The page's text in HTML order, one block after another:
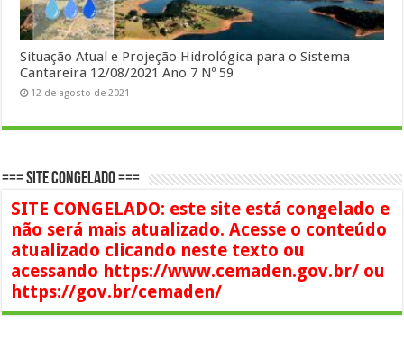
Situação Atual e Projeção Hidrológica para o Sistema
Cantareira 12/08/2021 Ano 7 Nº 59
12 de agosto de 2021
=== SITE CONGELADO ===
SITE CONGELADO: este site está congelado e
não será mais atualizado. Acesse o conteúdo
atualizado clicando neste texto ou
acessando https://www.cemaden.gov.br/ ou
https://gov.br/cemaden/